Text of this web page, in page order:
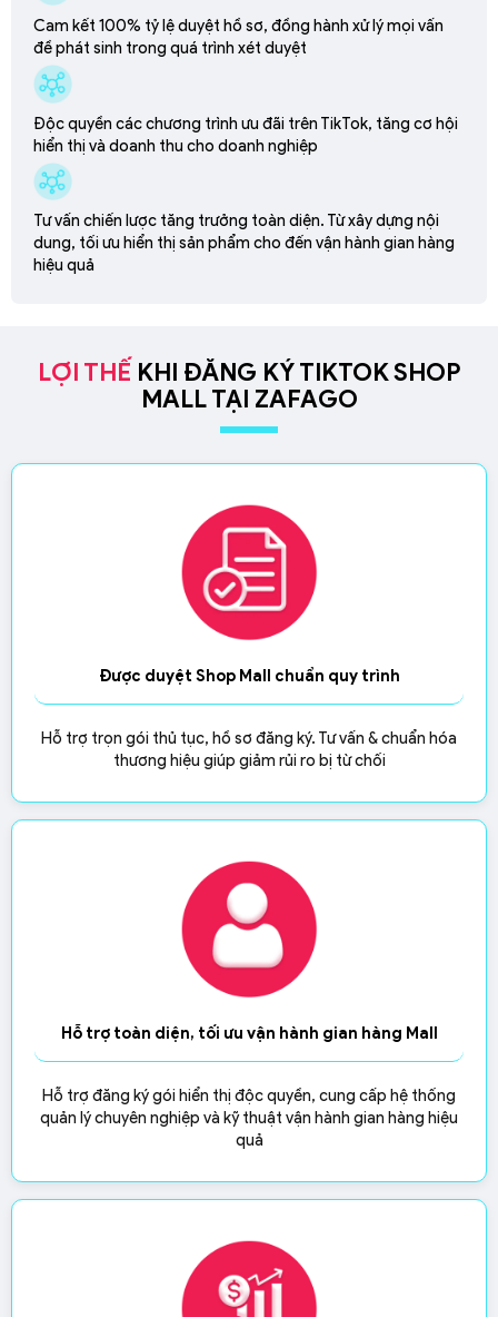
Cam kết 100% tỷ lệ duyệt hồ sơ, đồng hành xử lý mọi vấn
đề phát sinh trong quá trình xét duyệt
Độc quyền các chương trình ưu đãi trên TikTok, tăng cơ hội
hiển thị và doanh thu cho doanh nghiệp
Tư vấn chiến lược tăng trưởng toàn diện. Từ xây dựng nội
dung, tối ưu hiển thị sản phẩm cho đến vận hành gian hàng
hiệu quả
LỢI THẾ KHI ĐĂNG KÝ TIKTOK SHOP
MALL TẠI ZAFAGO
Được duyệt Shop Mall chuẩn quy trình
Hỗ trợ trọn gói thủ tục, hồ sơ đăng ký. Tư vấn & chuẩn hóa
thương hiệu giúp giảm rủi ro bị từ chối
Hỗ trợ toàn diện, tối ưu vận hành gian hàng Mall
Hỗ trợ đăng ký gói hiển thị độc quyền, cung cấp hệ thống
quản lý chuyên nghiệp và kỹ thuật vận hành gian hàng hiệu
quả